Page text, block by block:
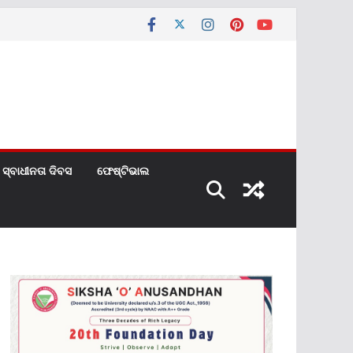
ସ୍ବାଧୀନତା ଦିବସ ଫେଷ୍ଟିଭାଲ